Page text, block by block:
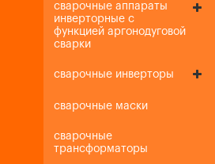
сварочные аппараты
инверторные с
функцией аргонодуговой
сварки
сварочные инверторы
сварочные маски
сварочные
трансформаторы